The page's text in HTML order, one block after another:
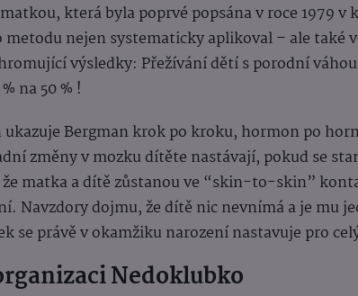
která byla poprvé popsána v roce 1979 v
nejen systematicky aplikoval – ale také
výsledky: Přežívání dětí s porodní
na 50 % !
ukazuje Bergman krok po kroku, hormon po
změny v mozku dítěte nastávají, pokud se
že matka a dítě zůstanou ve “skin-to-skin”
Navzdory dojmu, že dítě nic nevnímá a je mu
se právě v okamžiku narození nastavuje pro
Nedoklubko